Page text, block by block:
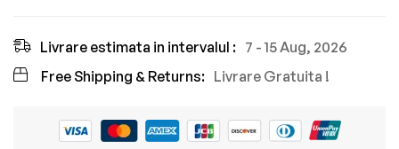
Livrare estimata in intervalul : 7 - 15 Aug, 2026
Free Shipping & Returns: Livrare Gratuita !